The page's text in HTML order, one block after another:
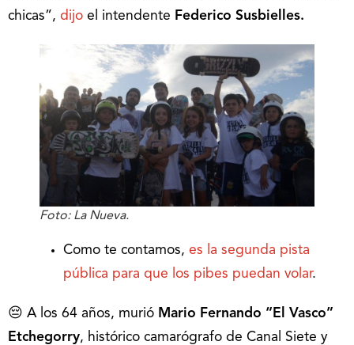
chicas”, dijo el intendente Federico Susbielles.
Foto: La Nueva.
Como te contamos, es la segunda pista
pública para que los pibes puedan volar.
😔 A los 64 años, murió Mario Fernando “El Vasco”
Etchegorry, histórico camarógrafo de Canal Siete y